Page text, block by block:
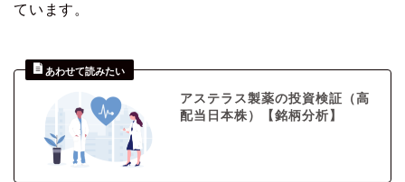
ています。
アステラス製薬の投資検証（高
配当日本株）【銘柄分析】